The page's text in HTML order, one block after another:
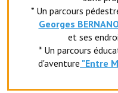
Maison des services et
VILLE ACTIVE
Village culturel
La société musicale de
* Un parcours
Georges
et ses
* Un parcours
d'aventure "Entre